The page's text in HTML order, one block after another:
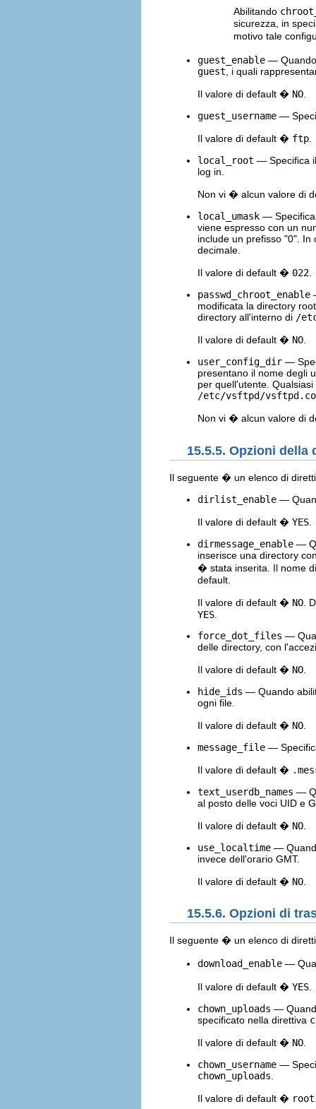
Abilitando
sicurezza, in
motivo tale
guest_enable — Quando
guest , i quali
Il valore di default � NO
guest_username —
Il valore di default � ftp
local_root — Specifica
log in.
Non vi � alcun valore di
local_umask — Specifica
viene espresso con un
include un prefisso "0".
decimale.
Il valore di default � 022
passwd_chroot_enable
modificata la directory
directory all'interno di /
Il valore di default � NO
user_config_dir —
presentano il nome degli
per quell'utente.
/etc/vsftpd/
Non vi � alcun valore di
15.5.5. Opzioni della
Il seguente � un elenco di
dirlist_enable —
Il valore di default � YES
dirmessage_enable —
inserisce una directory
� stata inserita. Il nome
default.
Il valore di default � NO .
YES
force_dot_files —
delle directory, con
Il valore di default � NO
hide_ids — Quando
ogni file.
Il valore di default � NO
message_file —
Il valore di default �
text_userdb_names —
al posto delle voci UID e
Il valore di default � NO
use_localtime —
invece dell'orario GMT.
Il valore di default � NO
15.5.6. Opzioni di
Il seguente � un elenco di
download_enable —
Il valore di default � YES
chown_uploads —
specificato nella direttiva
Il valore di default � NO
chown_username —
chown_uploads
Il valore di default � root